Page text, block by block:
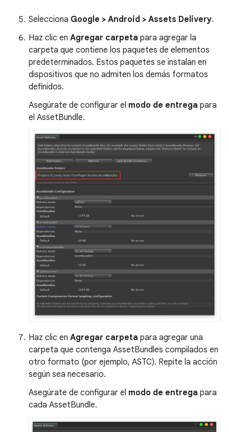
Selecciona Google > Android > Assets Delivery.
Haz clic en Agregar carpeta para agregar la
carpeta que contiene los paquetes de elementos
predeterminados. Estos paquetes se instalan en
dispositivos que no admiten los demás formatos
definidos.
Asegúrate de configurar el modo de entrega para
el AssetBundle.
Haz clic en Agregar carpeta para agregar una
carpeta que contenga AssetBundles compilados en
otro formato (por ejemplo, ASTC). Repite la acción
según sea necesario.
Asegúrate de configurar el modo de entrega para
cada AssetBundle.